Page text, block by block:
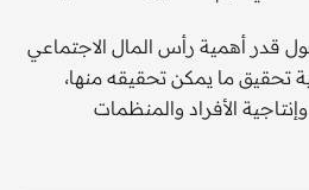
قدر أهمية رأس المال الاجتماعي
تحقيق ما يمكن تحقيقه منها،
الأفراد والمنظمات